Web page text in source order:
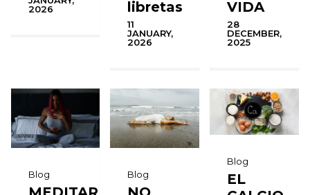
2026
libretas
11
JANUARY,
2026
VIDA
28
DECEMBER,
2025
Blog Blog
Blog
EL